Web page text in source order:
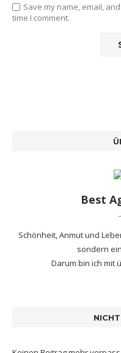
Save my name, email,
time I comment.
Best
Schönheit, Anmut und
sondern
Darum bin ich mit